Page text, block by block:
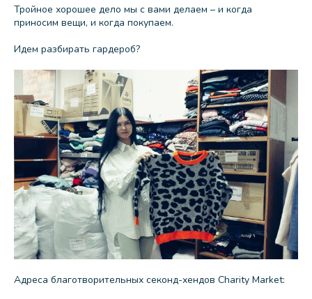
Тройное хорошее дело мы с вами делаем – и когда
приносим вещи, и когда покупаем.
Идем разбирать гардероб?
Адреса благотворительных секонд-хендов Charity Market: